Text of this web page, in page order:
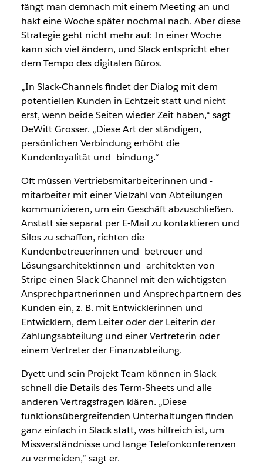
fängt man demnach mit einem Meeting an und
hakt eine Woche später nochmal nach. Aber diese
Strategie geht nicht mehr auf: In einer Woche
kann sich viel ändern, und Slack entspricht eher
dem Tempo des digitalen Büros.
„In Slack-Channels findet der Dialog mit dem
potentiellen Kunden in Echtzeit statt und nicht
erst, wenn beide Seiten wieder Zeit haben,“ sagt
DeWitt Grosser. „Diese Art der ständigen,
persönlichen Verbindung erhöht die
Kundenloyalität und -bindung.“
Oft müssen Vertriebsmitarbeiterinnen und -
mitarbeiter mit einer Vielzahl von Abteilungen
kommunizieren, um ein Geschäft abzuschließen.
Anstatt sie separat per E-Mail zu kontaktieren und
Silos zu schaffen, richten die
Kundenbetreuerinnen und -betreuer und
Lösungsarchitektinnen und -architekten von
Stripe einen Slack-Channel mit den wichtigsten
Ansprechpartnerinnen und Ansprechpartnern des
Kunden ein, z. B. mit Entwicklerinnen und
Entwicklern, dem Leiter oder der Leiterin der
Zahlungsabteilung und einer Vertreterin oder
einem Vertreter der Finanzabteilung.
Dyett und sein Projekt-Team können in Slack
schnell die Details des Term-Sheets und alle
anderen Vertragsfragen klären. „Diese
funktionsübergreifenden Unterhaltungen finden
ganz einfach in Slack statt, was hilfreich ist, um
Missverständnisse und lange Telefonkonferenzen
zu vermeiden,“ sagt er.